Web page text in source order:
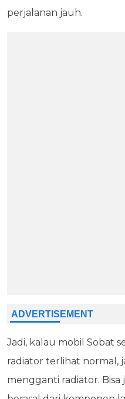
perjalanan jauh.
Jadi, kalau mobil Sobat
radiator terlihat normal,
mengganti radiator. Bisa